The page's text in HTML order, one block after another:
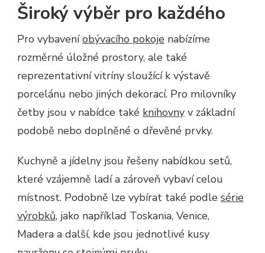
Široký výběr pro každého
Pro vybaveníobývacího pokoje nabízíme
rozměrné úložné prostory, ale také
reprezentativní vitríny sloužící k výstavě
porcelánu nebo jiných dekorací. Pro milovníky
četby jsou v nabídce také knihovny v základní
podobě nebo doplněné o dřevěné prvky.
Kuchyně a jídelny jsou řešeny nabídkou setů,
které vzájemně ladí a zároveň vybaví celou
místnost. Podobně lze vybírat také podle série
výrobků, jako například Toskania, Venice,
Madera a další, kde jsou jednotlivé kusy